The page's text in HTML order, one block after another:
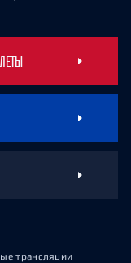
трансляции